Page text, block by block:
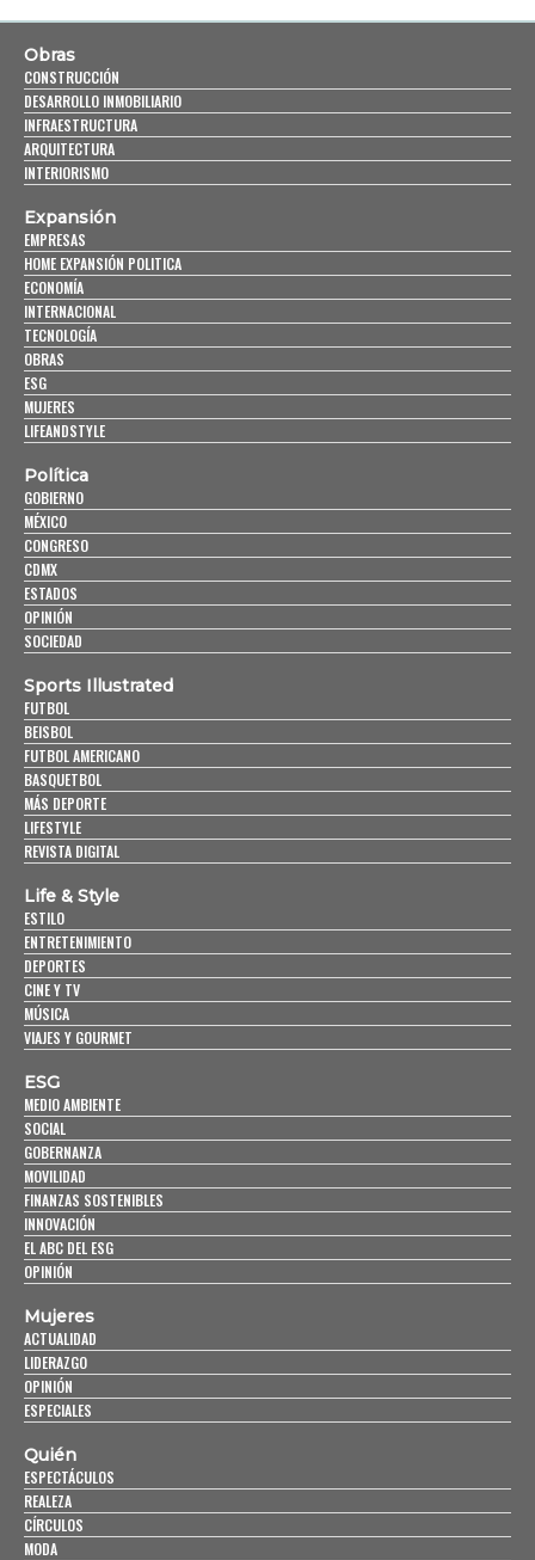
Obras
CONSTRUCCIÓN
DESARROLLO INMOBILIARIO
INFRAESTRUCTURA
ARQUITECTURA
INTERIORISMO
Expansión
EMPRESAS
HOME EXPANSIÓN POLITICA
ECONOMÍA
INTERNACIONAL
TECNOLOGÍA
OBRAS
ESG
MUJERES
LIFEANDSTYLE
Política
GOBIERNO
MÉXICO
CONGRESO
CDMX
ESTADOS
OPINIÓN
SOCIEDAD
Sports Illustrated
FUTBOL
BEISBOL
FUTBOL AMERICANO
BASQUETBOL
MÁS DEPORTE
LIFESTYLE
REVISTA DIGITAL
Life & Style
ESTILO
ENTRETENIMIENTO
DEPORTES
CINE Y TV
MÚSICA
VIAJES Y GOURMET
ESG
MEDIO AMBIENTE
SOCIAL
GOBERNANZA
MOVILIDAD
FINANZAS SOSTENIBLES
INNOVACIÓN
EL ABC DEL ESG
OPINIÓN
Mujeres
ACTUALIDAD
LIDERAZGO
OPINIÓN
ESPECIALES
Quién
ESPECTÁCULOS
REALEZA
CÍRCULOS
MODA